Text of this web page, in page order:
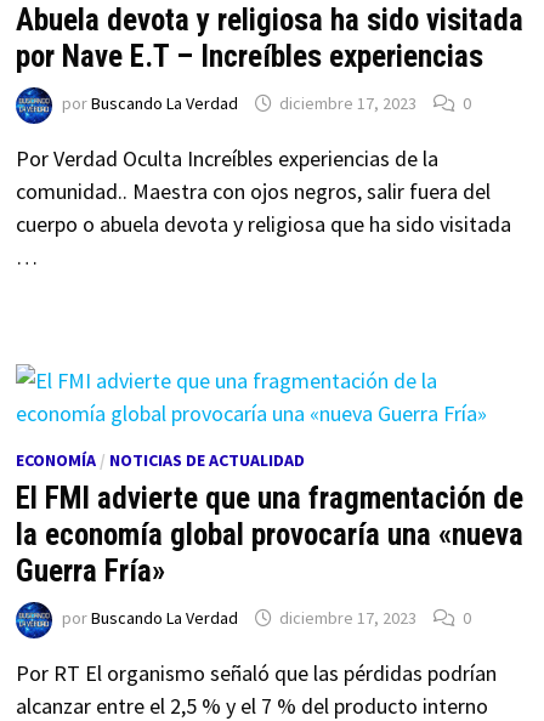
Abuela devota y religiosa ha sido visitada
por Nave E.T – Increíbles experiencias
porBuscando La Verdad diciembre 17, 2023 0
Por Verdad Oculta Increíbles experiencias de la
comunidad.. Maestra con ojos negros, salir fuera del
cuerpo o abuela devota y religiosa que ha sido visitada
…
ECONOMÍA/ NOTICIAS DE ACTUALIDAD
El FMI advierte que una fragmentación de
la economía global provocaría una «nueva
Guerra Fría»
porBuscando La Verdad diciembre 17, 2023 0
Por RT El organismo señaló que las pérdidas podrían
alcanzar entre el 2,5 % y el 7 % del producto interno